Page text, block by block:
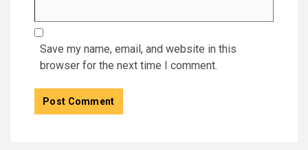
Save my name, email, and website in this
browser for the next time I comment.